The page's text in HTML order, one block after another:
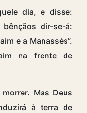
dia, e disse:
dir-se-á:
e a Manassés”.
na frente de
Mas Deus
à terra de